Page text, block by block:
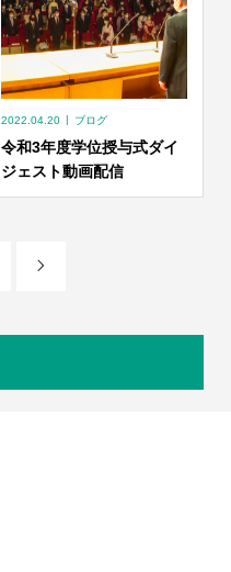
2022.04.20 ブログ
令和3年度学位授与式ダイ
ジェスト動画配信
